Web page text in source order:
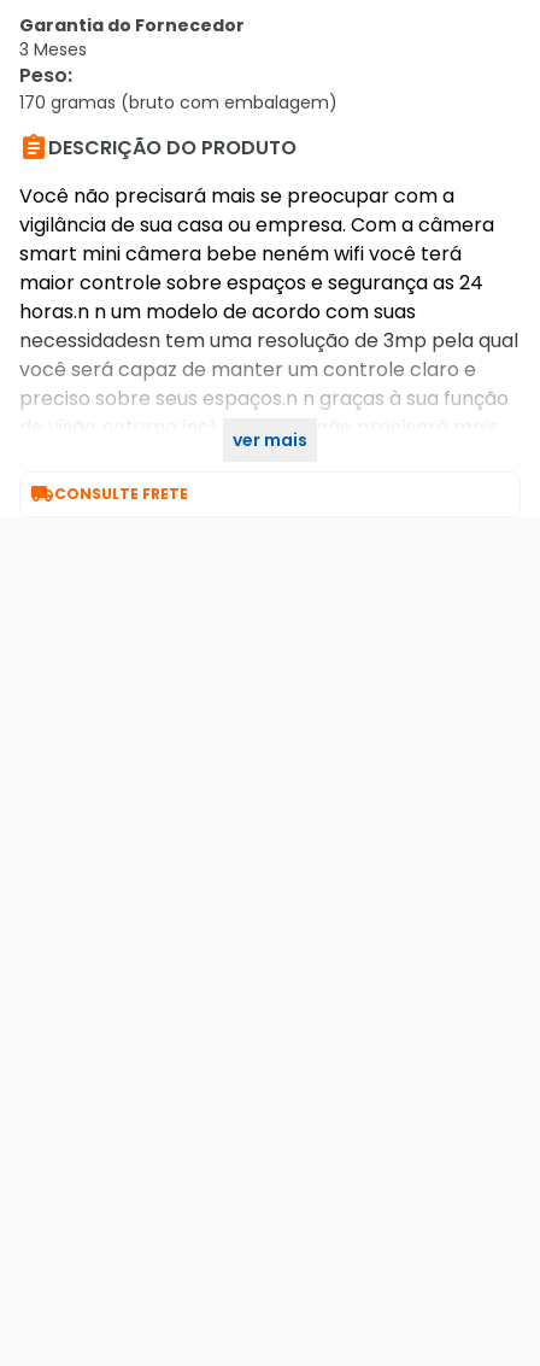
Garantia do Fornecedor
3 Meses
Peso:
170 gramas (bruto com embalagem)
DESCRIÇÃO DO PRODUTO
Você não precisará mais se preocupar com a
vigilância de sua casa ou empresa. Com a câmera
smart mini câmera bebe neném wifi você terá
maior controle sobre espaços e segurança as 24
horas.n n um modelo de acordo com suas
necessidadesn tem uma resolução de 3mp pela qual
você será capaz de manter um controle claro e
preciso sobre seus espaços.n n graças à sua função
de visão noturna incluída, você não precisará mais
ver mais
CONSULTE FRETE